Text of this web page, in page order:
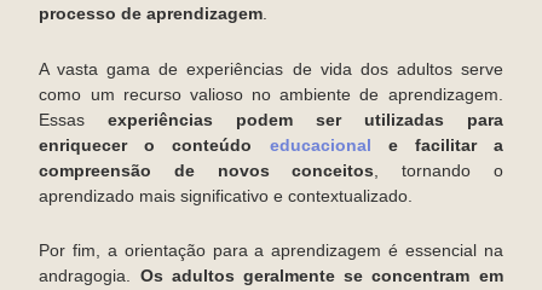
processo de aprendizagem.
A vasta gama de experiências de vida dos adultos serve
como um recurso valioso no ambiente de aprendizagem.
Essasexperiências podem ser utilizadas para
enriquecer o conteúdo educacional e facilitar a
compreensão de novos conceitos , tornando o
aprendizado mais significativo e contextualizado.
Por fim, a orientação para a aprendizagem é essencial na
andragogia. Os adultos geralmente se concentram em